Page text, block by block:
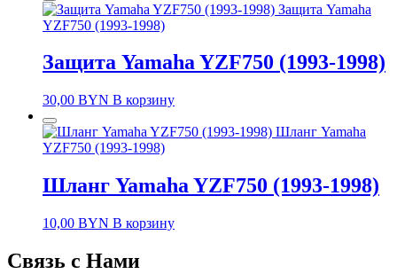
Защита Yamaha
YZF750 (1993-1998)
Защита Yamaha YZF750 (1993-1998)
30,00 BYN В корзину
Шланг Yamaha
YZF750 (1993-1998)
Шланг Yamaha YZF750 (1993-1998)
10,00 BYN В корзину
Связь с Нами